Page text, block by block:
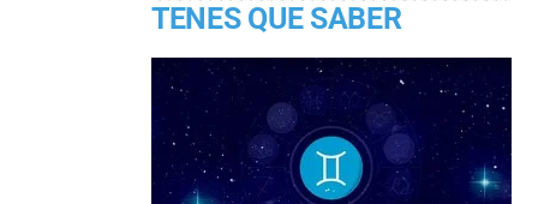
TENES QUE SABER